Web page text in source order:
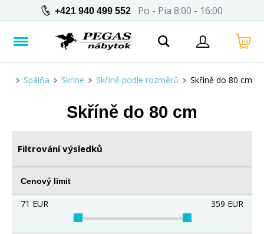
+421 940 499 552 Po - Pia 8:00 - 16:00
Spálňa Skrine Skříně podle rozměrů Skříně do 80 cm
Skříně do 80 cm
Filtrování výsledků
Cenový limit
71 EUR 359 EUR